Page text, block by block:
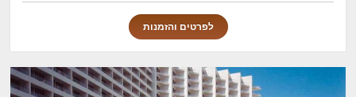
לפרטים והזמנות